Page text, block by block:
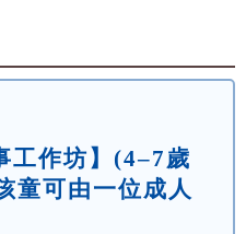
工作坊】(4–7歲
童可由一位成人